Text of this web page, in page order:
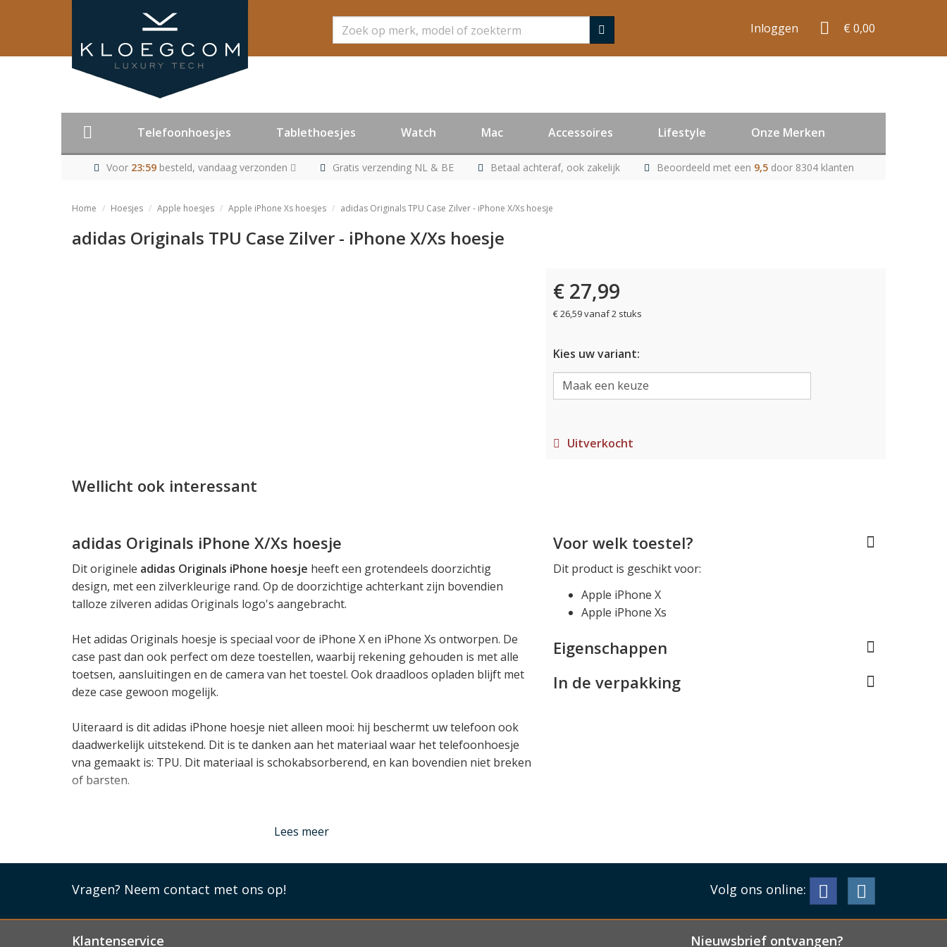
Zoeken Inloggen € 0,00
Telefoonhoesjes Tablethoesjes Watch Mac Accessoires Lifestyle Onze Merken
Voor 23:59besteld, vandaag verzonden Gratis verzending NL & BE Betaal achteraf, ook zakelijk Beoordeeld met een 9,5 door 8304 klanten
Home Hoesjes Apple hoesjes Apple iPhone Xs hoesjes adidas Originals TPU Case Zilver - iPhone X/Xs hoesje
adidas Originals TPU Case Zilver - iPhone X/Xs hoesje
€ 27,99
€ 26,59 vanaf 2 stuks
Kies uw variant:
Uitverkocht
Wellicht ook interessant
adidas Originals iPhone X/Xs hoesje
Dit originele adidas Originals iPhone hoesje heeft een grotendeels doorzichtig
design, met een zilverkleurige rand. Op de doorzichtige achterkant zijn bovendien
talloze zilveren adidas Originals logo's aangebracht.
Het adidas Originals hoesje is speciaal voor de iPhone X en iPhone Xs ontworpen. De
case past dan ook perfect om deze toestellen, waarbij rekening gehouden is met alle
toetsen, aansluitingen en de camera van het toestel. Ook draadloos opladen blijft met
deze case gewoon mogelijk.
Uiteraard is dit adidas iPhone hoesje niet alleen mooi: hij beschermt uw telefoon ook
daadwerkelijk uitstekend. Dit is te danken aan het materiaal waar het telefoonhoesje
vna gemaakt is: TPU. Dit materiaal is schokabsorberend, en kan bovendien niet breken
of barsten.
Lees meer
Voor welk toestel?
Dit product is geschikt voor:
Apple iPhone X
Apple iPhone Xs
Eigenschappen
In de verpakking
Vragen? Neem contact met ons op! Volg ons online:
Klantenservice Nieuwsbrief ontvangen?